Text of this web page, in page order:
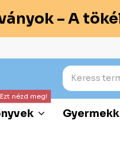
– A
Ezt nézd meg!